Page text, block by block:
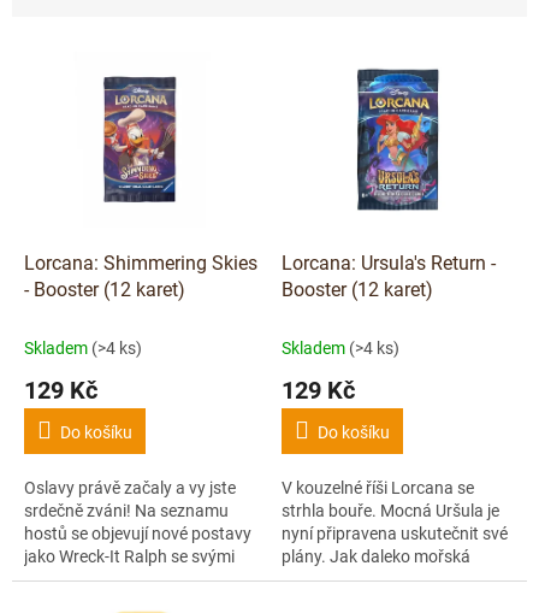
Lorcana: Shimmering Skies
- Booster (12 karet)
Skladem (>4 ks)
129 Kč
Do košíku
Oslavy právě začaly a vy jste
srdečně zváni! Na seznamu
hostů se objevují nové postavy
jako Wreck-It Ralph se svými
pixelovými přáteli z Litwak's
Lorcana: Ursula's Return -
Booster (12 karet)
Skladem (>4 ks)
129 Kč
Do košíku
V kouzelné říši Lorcana se
strhla bouře. Mocná Uršula je
nyní připravena uskutečnit své
plány. Jak daleko mořská
čarodějka zajde, aby získala